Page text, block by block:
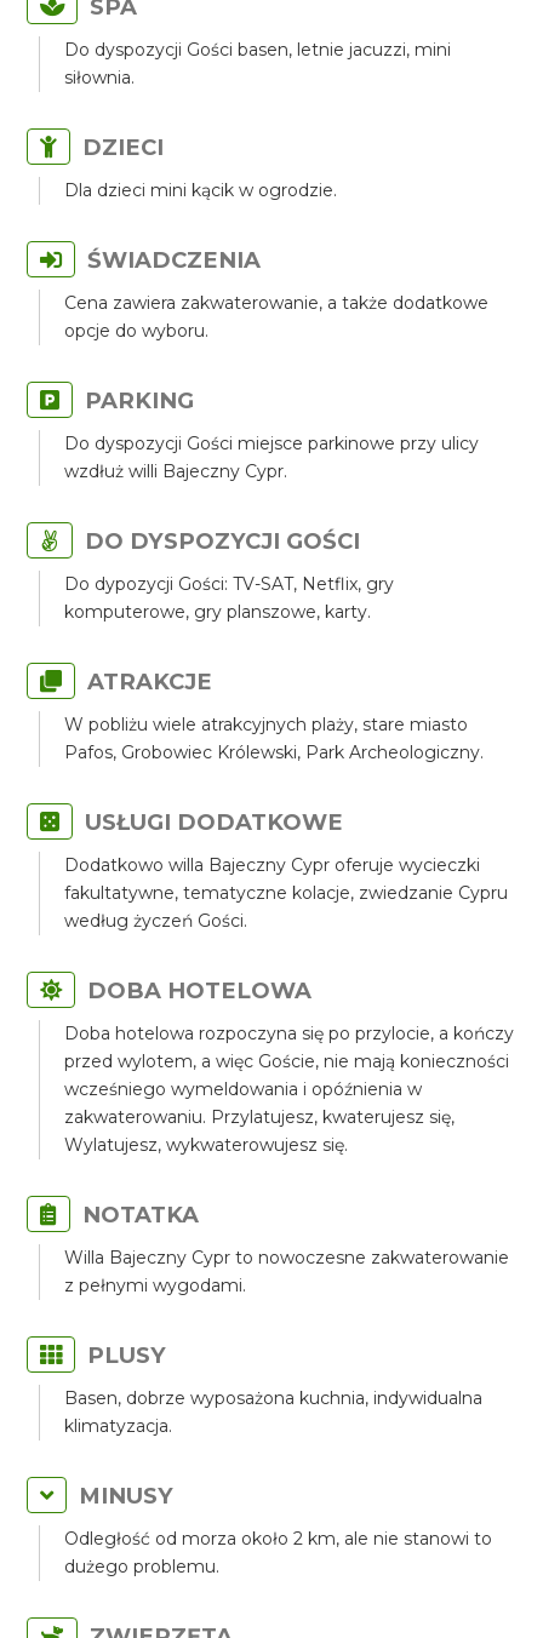
SPA
Do dyspozycji Gości basen, letnie jacuzzi, mini
siłownia.
DZIECI
Dla dzieci mini kącik w ogrodzie.
ŚWIADCZENIA
Cena zawiera zakwaterowanie, a także dodatkowe
opcje do wyboru.
PARKING
Do dyspozycji Gości miejsce parkinowe przy ulicy
wzdłuż willi Bajeczny Cypr.
DO DYSPOZYCJI GOŚCI
Do dypozycji Gości: TV-SAT, Netflix, gry
komputerowe, gry planszowe, karty.
ATRAKCJE
W pobliżu wiele atrakcyjnych plaży, stare miasto
Pafos, Grobowiec Królewski, Park Archeologiczny.
USŁUGI DODATKOWE
Dodatkowo willa Bajeczny Cypr oferuje wycieczki
fakultatywne, tematyczne kolacje, zwiedzanie Cypru
według życzeń Gości.
DOBA HOTELOWA
Doba hotelowa rozpoczyna się po przylocie, a kończy
przed wylotem, a więc Goście, nie mają konieczności
wcześniego wymeldowania i opóźnienia w
zakwaterowaniu. Przylatujesz, kwaterujesz się,
Wylatujesz, wykwaterowujesz się.
NOTATKA
Willa Bajeczny Cypr to nowoczesne zakwaterowanie
z pełnymi wygodami.
PLUSY
Basen, dobrze wyposażona kuchnia, indywidualna
klimatyzacja.
MINUSY
Odległość od morza około 2 km, ale nie stanowi to
dużego problemu.